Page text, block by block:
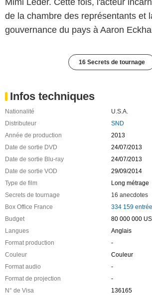
de la chambre des représentants et
gouvernance du pays à Aaron
16 Secrets de tournage
Infos techniques
Nationalité
U.S.A.
Distributeur
SND
Année de production
2013
Date de sortie DVD
24/07/2013
Date de sortie Blu-ray
24/07/2013
Date de sortie VOD
29/09/2014
Type de film
Long métrage
Secrets de tournage
16 anecdotes
Box Office France
334 159
Budget
80 000 000
Langues
Anglais
Format production
-
Couleur
Couleur
Format audio
-
Format de projection
-
N° de Visa
136165